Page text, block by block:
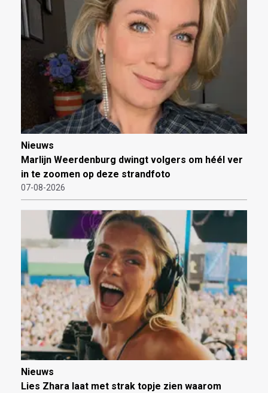
Nieuws
Marlijn Weerdenburg dwingt volgers om héél ver
in te zoomen op deze strandfoto
07-08-2026
Nieuws
Lies Zhara laat met strak topje zien waarom